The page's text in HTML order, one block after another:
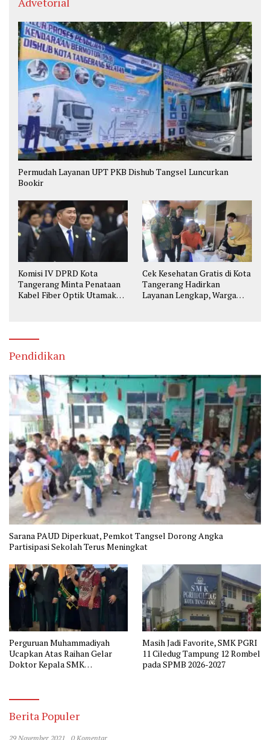
Permudah Layanan UPT PKB Dishub Tangsel Luncurkan
Bookir
Komisi IV DPRD Kota
Tangerang Minta Penataan
Kabel Fiber Optik Utamakan
Cek Kesehatan Gratis di Kota
Tangerang Hadirkan
Layanan Lengkap, Warga
Pendidikan
Sarana PAUD Diperkuat, Pemkot Tangsel Dorong Angka
Partisipasi Sekolah Terus Meningkat
Perguruan Muhammadiyah
Ucapkan Atas Raihan Gelar
Doktor Kepala SMK
Masih Jadi Favorite, SMK PGRI
11 Ciledug Tampung 12 Rombel
pada SPMB 2026-2027
Berita Populer
29 November 2021 0 Komentar